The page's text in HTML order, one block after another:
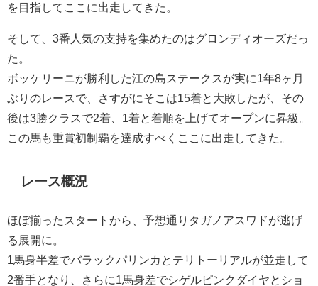
を目指してここに出走してきた。
そして、3番人気の支持を集めたのはグロンディオーズだっ
た。
ボッケリーニが勝利した江の島ステークスが実に1年8ヶ月
ぶりのレースで、さすがにそこは15着と大敗したが、その
後は3勝クラスで2着、1着と着順を上げてオープンに昇級。
この馬も重賞初制覇を達成すべくここに出走してきた。
レース概況
ほぼ揃ったスタートから、予想通りタガノアスワドが逃げ
る展開に。
1馬身半差でバラックパリンカとテリトーリアルが並走して
2番手となり、さらに1馬身差でシゲルピンクダイヤとショ